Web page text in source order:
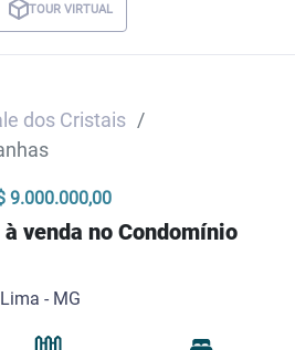
TOUR VIRTUAL
dos Cristais
9.000.000,00
venda no Condomínio
- MG